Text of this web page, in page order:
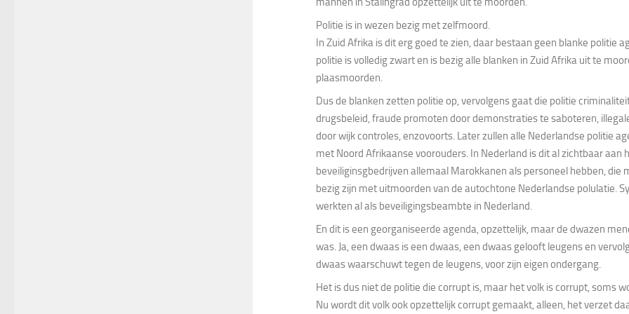
Politie is in wezen bezig met zelfmoord.
In Zuid Afrika is dit erg goed te zien, daar bestaan geen blanke politie
politie is volledig zwart en is bezig alle blanken in Zuid Afrika uit te
plaasmoorden.
Dus de blanken zetten politie op, vervolgens gaat die politie
drugsbeleid, fraude promoten door demonstraties te saboteren,
door wijk controles, enzovoorts. Later zullen alle Nederlandse politie
met Noord Afrikaanse voorouders. In Nederland is dit al zichtbaar aan
beveiliginsgbedrijven allemaal Marokkanen als personeel hebben, die
bezig zijn met uitmoorden van de autochtone Nederlandse polulatie.
werkten al als beveiligingsbeambte in Nederland.
En dit is een georganiseerde agenda, opzettelijk, maar de dwazen
was. Ja, een dwaas is een dwaas, een dwaas gelooft leugens en
dwaas waarschuwt tegen de leugens, voor zijn eigen ondergang.
Het is dus niet de politie die corrupt is, maar het volk is corrupt, soms
Nu wordt dit volk ook opzettelijk corrupt gemaakt, alleen, het verzet